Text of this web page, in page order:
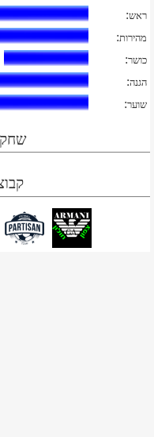
ראש:
מהירות:
כושר:
הגנה:
שוער: